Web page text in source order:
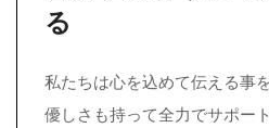
る
私たちは心を込めて伝える事
優しさも持って全力でサポー